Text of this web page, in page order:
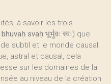
à savoir les trois
svaḥ भूर्भुवः स्वः) que
subtil et le monde causal.
astral et causal, cela
sur les domaines de la
au niveau de la création